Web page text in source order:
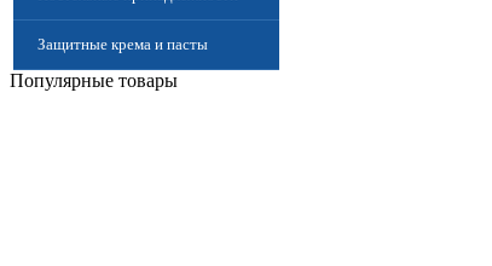
Защитные крема и пасты
(Дерматологические средства
Популярные товары